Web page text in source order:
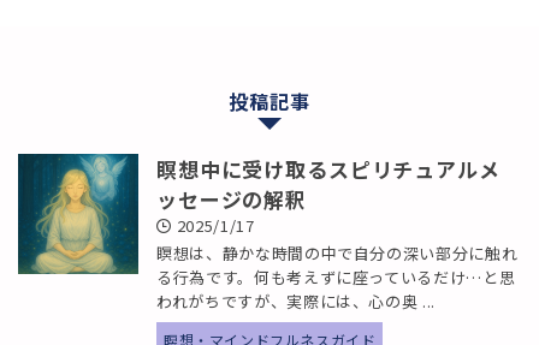
投稿記事
瞑想中に受け取るスピリチュアルメ
ッセージの解釈
2025/1/17
瞑想は、静かな時間の中で自分の深い部分に触れ
る行為です。何も考えずに座っているだけ…と思
われがちですが、実際には、心の奥 ...
瞑想・マインドフルネスガイド